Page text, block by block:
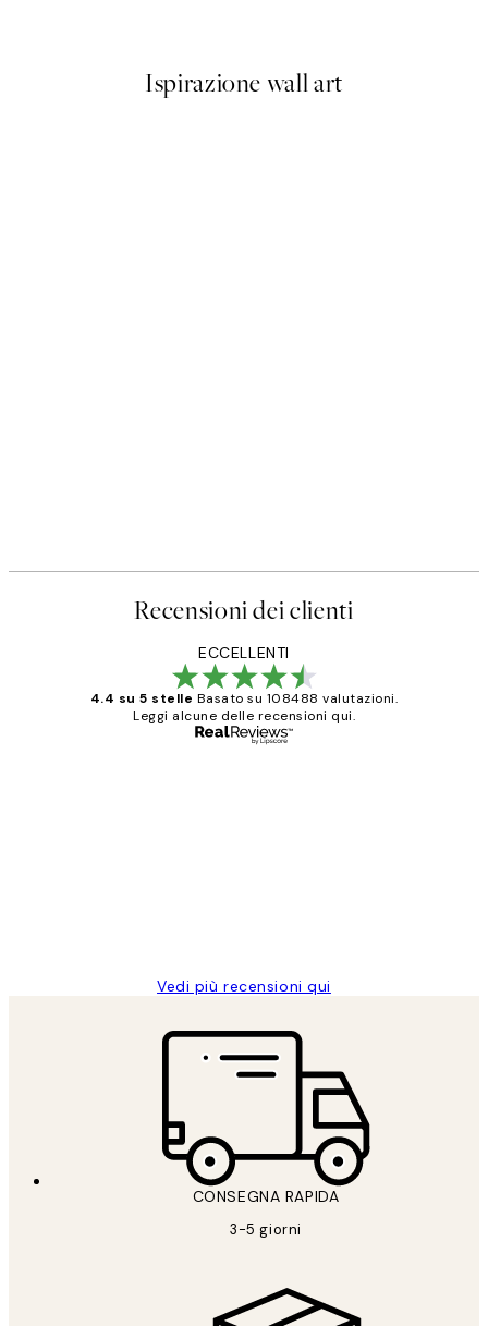
Ispirazione wall art
Recensioni dei clienti
ECCELLENTI
4.4 su 5 stelle Basato su 108488 valutazioni.
Leggi alcune delle recensioni qui.
Vedi più recensioni qui
CONSEGNA RAPIDA
3-5 giorni